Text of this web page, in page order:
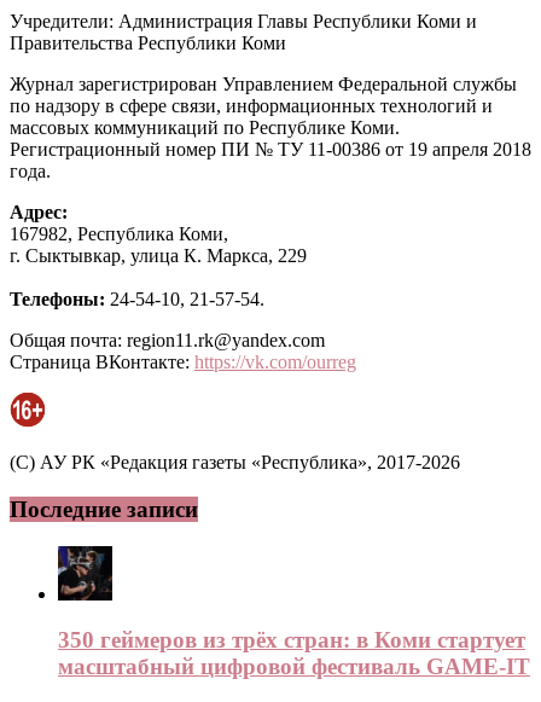
Учредители: Администрация Главы Республики Коми и
Правительства Республики Коми
Журнал зарегистрирован Управлением Федеральной службы
по надзору в сфере связи, информационных технологий и
массовых коммуникаций по Республике Коми.
Регистрационный номер ПИ № ТУ 11-00386 от 19 апреля 2018
года.
Адрес:
167982, Республика Коми,
г. Сыктывкар, улица К. Маркса, 229
Телефоны: 24-54-10, 21-57-54.
Общая почта: region11.rk@yandex.com
Страница ВКонтакте: https://vk.com/ourreg
(C) АУ РК «Редакция газеты «Республика», 2017-2026
Последние записи
350 геймеров из трёх стран: в Коми стартует
масштабный цифровой фестиваль GAME-IT